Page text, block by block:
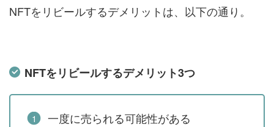
NFTをリビールするデメリットは、以下の通り。
NFTをリビールするデメリット3つ
一度に売られる可能性がある